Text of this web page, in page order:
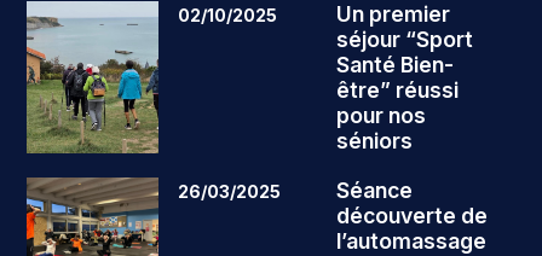
02/10/2025
Un premier
séjour “Sport
Santé Bien-
être” réussi
pour nos
séniors
26/03/2025
Séance
découverte de
l’automassage